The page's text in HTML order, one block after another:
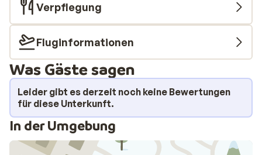
Verpflegung
Fluginformationen
Was Gäste sagen
Leider gibt es derzeit noch keine Bewertungen
für diese Unterkunft.
In der Umgebung